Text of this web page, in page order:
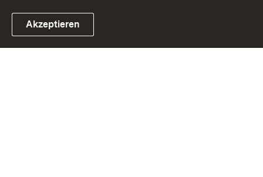
Link zum Landesportal
Akzeptieren